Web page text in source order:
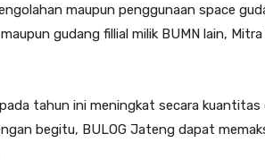
maupun penggunaan space
gudang fillial milik BUMN lain,
tahun ini meningkat secara kuantitas
begitu, BULOG Jateng dapat